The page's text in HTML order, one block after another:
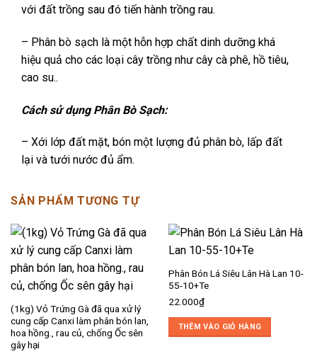
với đất trồng sau đó tiến hành trồng rau.
– Phân bò sạch là một hỗn hợp chất dinh dưỡng khá
hiệu quả cho các loại cây trồng như cây cà phê, hồ tiêu,
cao su..
Cách sử dụng Phân Bò Sạch:
– Xới lớp đất mặt, bón một lượng đủ phân bò, lấp đất
lại và tưới nước đủ ẩm.
SẢN PHẨM TƯƠNG TỰ
(1kg) Vỏ Trứng Gà đã qua xử lý
cung cấp Canxi làm phân bón lan,
hoa hồng., rau củ, chống Ốc sên
gây hại
Phân Bón Lá Siêu Lân Hà Lan 10-
55-10+Te
22.000₫
THÊM VÀO GIỎ HÀNG